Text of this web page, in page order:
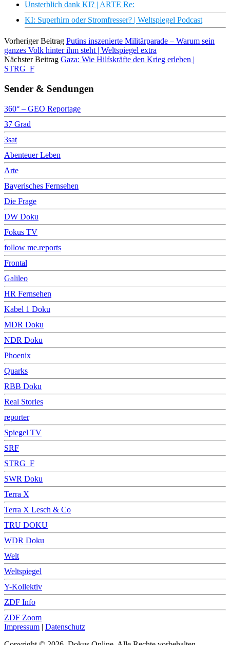
Unsterblich dank KI? | ARTE Re:
KI: Superhirn oder Stromfresser? | Weltspiegel Podcast
Vorheriger Beitrag Putins inszenierte Militärparade – Warum sein
ganzes Volk hinter ihm steht | Weltspiegel extra
Nächster Beitrag Gaza: Wie Hilfskräfte den Krieg erleben |
STRG_F
Sender & Sendungen
360° – GEO Reportage
37 Grad
3sat
Abenteuer Leben
Arte
Bayerisches Fernsehen
Die Frage
DW Doku
Fokus TV
follow me.reports
Frontal
Galileo
HR Fernsehen
Kabel 1 Doku
MDR Doku
NDR Doku
Phoenix
Quarks
RBB Doku
Real Stories
reporter
Spiegel TV
SRF
STRG_F
SWR Doku
Terra X
Terra X Lesch & Co
TRU DOKU
WDR Doku
Welt
Weltspiegel
Y-Kollektiv
ZDF Info
ZDF Zoom
Impressum | Datenschutz